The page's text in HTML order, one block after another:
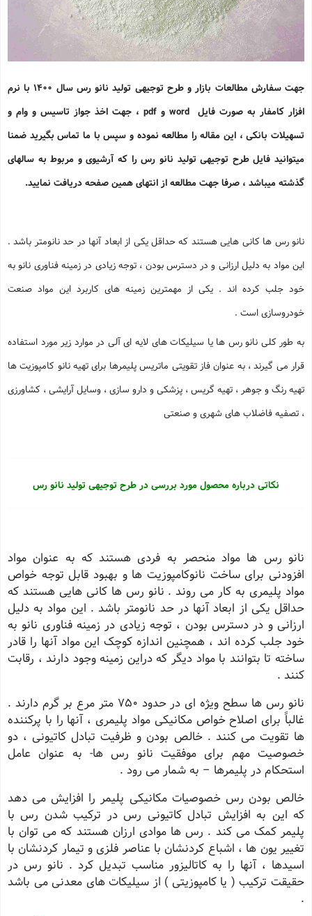
جهت سفارش مطالعات بازار و طرح توجیهی تولید نانو رس سال 1400 با نرم
افزار کامفار به صورت فایل word و pdf ، جهت اخذ جواز تاسیس و وام و
تسهیلات بانکی ، این مقاله را مطالعه نموده و سپس با ما تماس بگیرید ضمنا
میتوانید فایل طرح توجیهی تولید نانو رس را که آرشیوی و مربوط به سالهای
گذشته میباشد ، صرفا جهت مطالعه از انتهای همین صفحه دریافت نمایید.
نانو رس ها کانی هایی هستند که حداقل یکی از ابعاد آنها در حد نانومتر باشد .
این مواد به دلیل ارزانی و در دسترس بودن ، توجه زیادی در زمینه فناوری نانو به
خود جلب کرده اند . یکی از مهمترین زمینه های کاربرد این مواد صنعت
خودروسازی است .
به طور کلی نانو رس ها یا سیلیکات های لایه ای آلی در موارد زیر مورد استفاده
قرار می گیرند ، به عنوان فاز تقویتی ماتریس پلیمرها برای تهیه نانو کامپوزیت ها
تهیه رنگ و جوهر ، تهیه گریس ، پزشکی و دارو سازی ، وسایل آرایشی ، کشاورزی
، تصفیه فاضلاب های شهری و صنعتی
نکاتی درباره محصول مورد بررسی در طرح توجیهی تولید نانو رس
نانو رس ها مواد منحصر به فردی هستند که به عنوان مواد
افزودنی برای ساخت نانوکامپوزیت ها و بهبود قابل توجه خواص
مواد پلیمری به کار می روند . نانو رس ها کانی هایی هستند که
حداقل یکی از ابعاد آنها در حد نانومتر باشد . این مواد به دلیل
ارزانی و در دسترس بودن ، توجه زیادی در زمینه فناوری نانو به
خود جلب کرده اند ، همچنین اندازه کوچک این مواد آنها را قادر
ساخته تا بتوانند با مواد دیگر که دراین زمینه وجود دارند ، رقابت
کنند .
نانو رس ها سطح ویژه ای در حدود 750 متر مرع بر گرم دارند .
غالباً برای اصلاح خواص مکانیکی مواد پلیمری ، آنها را با پرکننده
ها تقویت می کنند . خالص بودن و ظرفیت تبادل کاتیونی ، دو
خصوصیت مهم برای موفقیت نانو رس ها- به عنوان عامل
استحکام در پلیمرها – به شمار می رود .
خالص بودن رس خصوصیات مکانیکی پلیمر را افزایش می دهد
که این به افزایش تبادل کاتیونی رس در ترکیب شدن رس با
پلیمر کمک می کند . رس ها موادی ارزان هستند که می توان با
تغییر یون ها ، اشباع کردنشان با عناصر فلزی و تیمار کردنشان با
اسیدها ، آنها را به کاتالیزور مناسب تبدیل کرد . نانو رس در
حقیقت ترکیب ( یا کامپوزیتی ) از سیلیکات های معدنی می باشد
.